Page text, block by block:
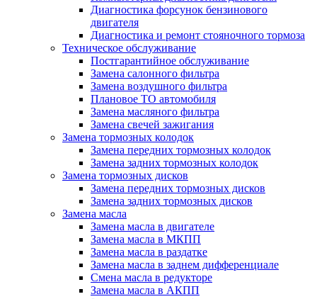
Диагностика форсунок бензинового
двигателя
Диагностика и ремонт стояночного тормоза
Техническое обслуживание
Постгарантийное обслуживание
Замена салонного фильтра
Замена воздушного фильтра
Плановое ТО автомобиля
Замена масляного фильтра
Замена свечей зажигания
Замена тормозных колодок
Замена передних тормозных колодок
Замена задних тормозных колодок
Замена тормозных дисков
Замена передних тормозных дисков
Замена задних тормозных дисков
Замена масла
Замена масла в двигателе
Замена масла в МКПП
Замена масла в раздатке
Замена масла в заднем дифференциале
Смена масла в редукторе
Замена масла в АКПП